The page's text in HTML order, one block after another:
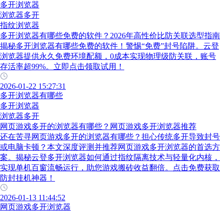
多开浏览器
浏览器多开
指纹浏览器
多开浏览器有哪些免费的软件？2026年高性价比防关联选型指南
揭秘多开浏览器有哪些免费的软件！警惕“免费”封号陷阱。云登
浏览器提供永久免费环境配额，0成本实现物理级防关联，账号
存活率超99%。立即点击领取试用！
2026-01-22 15:27:31
多开浏览器有哪些
多开浏览器
浏览器多开
网页游戏多开的浏览器有哪些？网页游戏多开浏览器推荐
还在苦寻网页游戏多开的浏览器有哪些？担心传统多开导致封号
或电脑卡顿？本文深度评测并推荐网页游戏多开浏览器的首选方
案。揭秘云登多开浏览器如何通过指纹隔离技术与轻量化内核，
实现单机百窗流畅运行，助您游戏搬砖收益翻倍。点击免费获取
防封挂机神器！
2026-01-13 11:44:52
网页游戏多开浏览器